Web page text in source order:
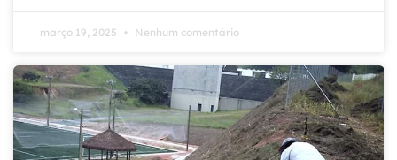
março 19, 2025 Nenhum comentário